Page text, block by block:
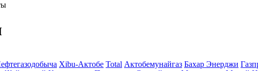
Xibu-Актобе Total Актобемунайгаз Бахар Энерджи